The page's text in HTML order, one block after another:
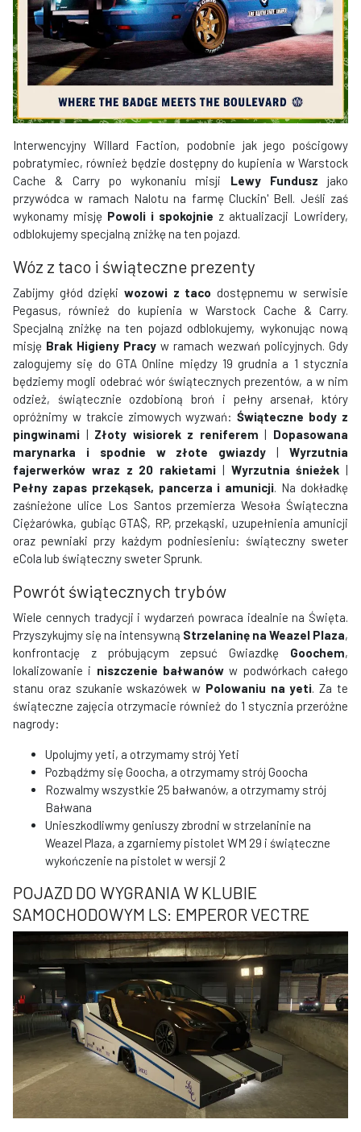
Interwencyjny Willard Faction, podobnie jak jego pościgowy
pobratymiec, również będzie dostępny do kupienia w Warstock
Cache & Carry po wykonaniu misji Lewy Fundusz jako
przywódca w ramach Nalotu na farmę Cluckin' Bell. Jeśli zaś
wykonamy misję Powoli i spokojnie z aktualizacji Lowridery,
odblokujemy specjalną zniżkę na ten pojazd.
Wóz z taco i świąteczne prezenty
Zabijmy głód dzięki wozowi z taco dostępnemu w serwisie
Pegasus, również do kupienia w Warstock Cache & Carry.
Specjalną zniżkę na ten pojazd odblokujemy, wykonując nową
misję Brak Higieny Pracy w ramach wezwań policyjnych. Gdy
zalogujemy się do GTA Online między 19 grudnia a 1 stycznia
będziemy mogli odebrać wór świątecznych prezentów, a w nim
odzież, świątecznie ozdobioną broń i pełny arsenał, który
opróżnimy w trakcie zimowych wyzwań:Świąteczne body z
pingwinami | Złoty wisiorek z reniferem | Dopasowana
marynarka i spodnie w złote gwiazdy |Wyrzutnia
fajerwerków wraz z 20 rakietami | Wyrzutnia śnieżek |
Pełny zapas przekąsek, pancerza i amunicji. Na dokładkę
zaśnieżone ulice Los Santos przemierza Wesoła Świąteczna
Ciężarówka, gubiąc GTA$, RP, przekąski, uzupełnienia amunicji
oraz pewniaki przy każdym podniesieniu: świąteczny sweter
eCola lub świąteczny sweter Sprunk.
Powrót świątecznych trybów
Wiele cennych tradycji i wydarzeń powraca idealnie na Święta.
Przyszykujmy się na intensywną Strzelaninę na Weazel Plaza,
konfrontację z próbującym zepsuć Gwiazdkę Goochem,
lokalizowanie i niszczenie bałwanów w podwórkach całego
stanu oraz szukanie wskazówek w Polowaniu na yeti. Za te
świąteczne zajęcia otrzymacie również do 1 stycznia przeróżne
nagrody:
Upolujmy yeti, a otrzymamy strój Yeti
Pozbądźmy się Goocha, a otrzymamy strój Goocha
Rozwalmy wszystkie 25 bałwanów, a otrzymamy strój
Bałwana
Unieszkodliwmy geniuszy zbrodni w strzelaninie na
Weazel Plaza, a zgarniemy pistolet WM 29 i świąteczne
wykończenie na pistolet w wersji 2
POJAZD DO WYGRANIA W KLUBIE
SAMOCHODOWYM LS: EMPEROR VECTRE